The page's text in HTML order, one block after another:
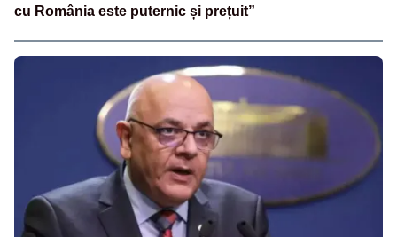
cu România este puternic și prețuit”